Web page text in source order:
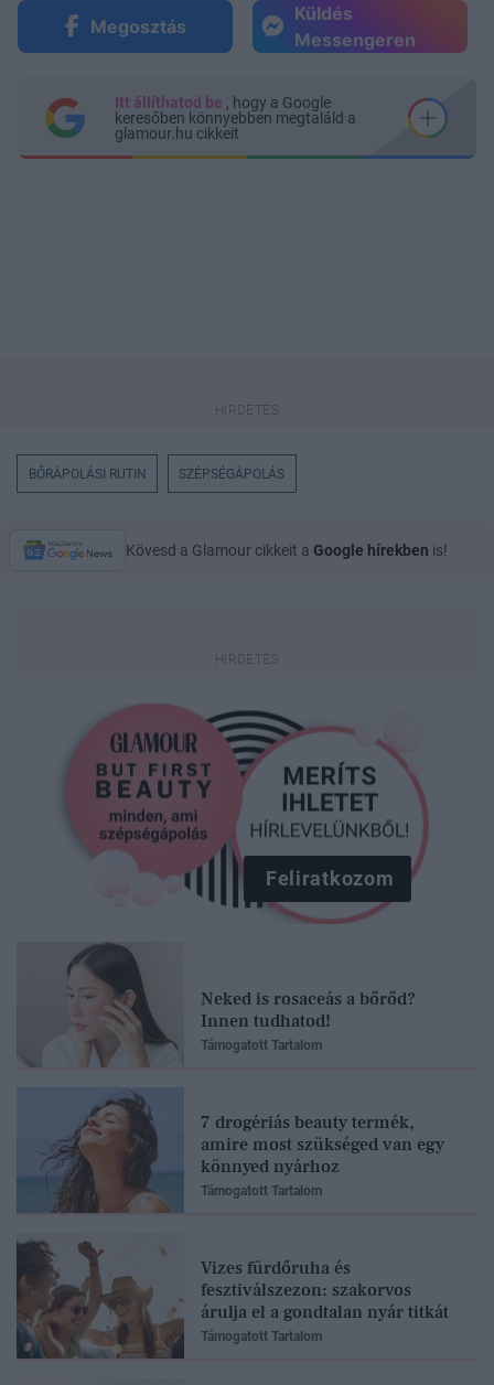
Megosztás
Küldés
Messengeren
Itt állíthatod be , hogy a Google
keresőben könnyebben megtaláld a
glamour.hu cikkeit
BŐRÁPOLÁSI RUTIN SZÉPSÉGÁPOLÁS
Kövesd a Glamour cikkeit a Google hírekben is!
Feliratkozom
Neked is rosaceás a bőrőd?
Innen tudhatod!
Támogatott Tartalom
7 drogériás beauty termék,
amire most szükséged van egy
könnyed nyárhoz
Támogatott Tartalom
Vizes fürdőruha és
fesztiválszezon: szakorvos
árulja el a gondtalan nyár titkát
Támogatott Tartalom